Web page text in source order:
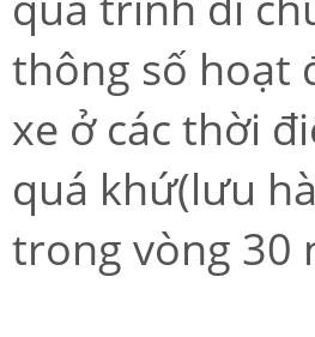
thông số hoạt
xe ở các thời
quá khứ(lưu
trong vòng 30